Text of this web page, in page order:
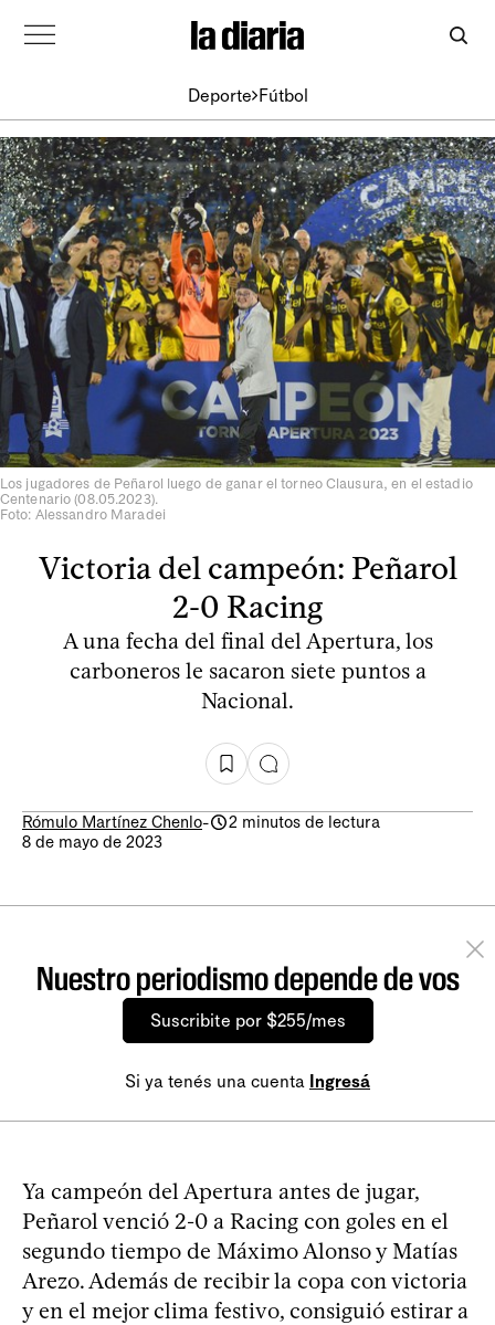
Deporte Fútbol
Los jugadores de Peñarol luego de ganar el torneo Clausura, en el estadio
Centenario (08.05.2023).
Foto: Alessandro Maradei
Victoria del campeón: Peñarol
2-0 Racing
A una fecha del final del Apertura, los
carboneros le sacaron siete puntos a
Nacional.
Rómulo Martínez Chenlo-
2 minutos de lectura
8 de mayo de 2023
Nuestro periodismo depende de vos
Suscribite por $255/mes
Si ya tenés una cuenta Ingresá
Ya campeón del Apertura antes de jugar,
Peñarol venció 2-0 a Racing con goles en el
segundo tiempo de Máximo Alonso y Matías
Arezo. Además de recibir la copa con victoria
y en el mejor clima festivo, consiguió estirar a